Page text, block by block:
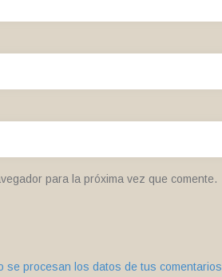
para la próxima vez que comente.
se procesan los datos de tus comentarios